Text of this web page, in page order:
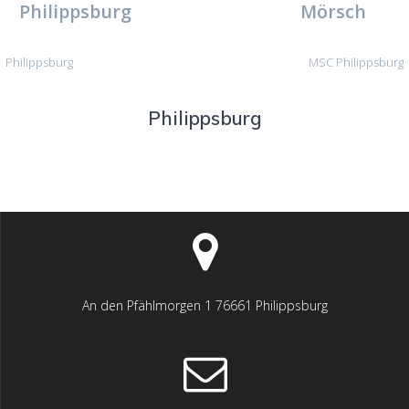
Philippsburg Mörsch
Philippsburg MSC Philippsburg
Philippsburg
An den Pfählmorgen 1 76661 Philippsburg